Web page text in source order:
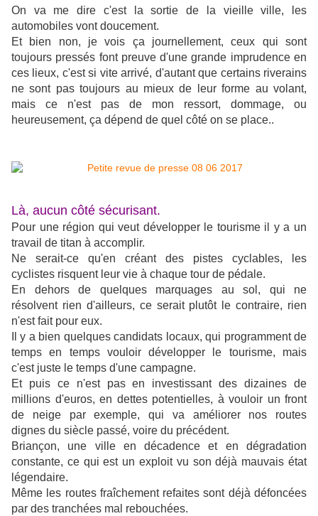
On va me dire c'est la sortie de la vieille ville, les
automobiles vont doucement.
Et bien non, je vois ça journellement, ceux qui sont
toujours pressés font preuve d'une grande imprudence en
ces lieux, c'est si vite arrivé, d'autant que certains riverains
ne sont pas toujours au mieux de leur forme au volant,
mais ce n'est pas de mon ressort, dommage, ou
heureusement, ça dépend de quel côté on se place..
Là, aucun côté sécurisant.
Pour une région qui veut développer le tourisme il y a un
travail de titan à accomplir.
Ne serait-ce qu'en créant des pistes cyclables, les
cyclistes risquent leur vie à chaque tour de pédale.
En dehors de quelques marquages au sol, qui ne
résolvent rien d'ailleurs, ce serait plutôt le contraire, rien
n'est fait pour eux.
Il y a bien quelques candidats locaux, qui programment de
temps en temps vouloir développer le tourisme, mais
c'est juste le temps d'une campagne.
Et puis ce n'est pas en investissant des dizaines de
millions d'euros, en dettes potentielles, à vouloir un front
de neige par exemple, qui va améliorer nos routes
dignes du siècle passé, voire du précédent.
Briançon, une ville en décadence et en dégradation
constante, ce qui est un exploit vu son déjà mauvais état
légendaire.
Même les routes fraîchement refaites sont déjà défoncées
par des tranchées mal rebouchées.